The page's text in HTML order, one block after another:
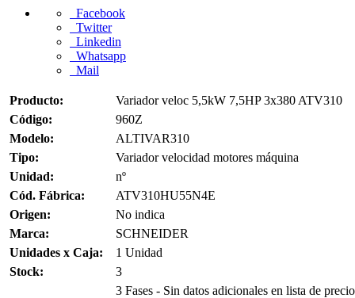
Facebook
Twitter
Linkedin
Whatsapp
Mail
Producto:
Variador veloc 5,5kW 7,5HP 3x380 ATV310
Código:
960Z
Modelo:
ALTIVAR310
Tipo:
Variador velocidad motores máquina
Unidad:
nº
Cód. Fábrica:
ATV310HU55N4E
Origen:
No indica
Marca:
SCHNEIDER
Unidades x Caja:
1 Unidad
Stock:
3
3 Fases - Sin datos adicionales en lista de